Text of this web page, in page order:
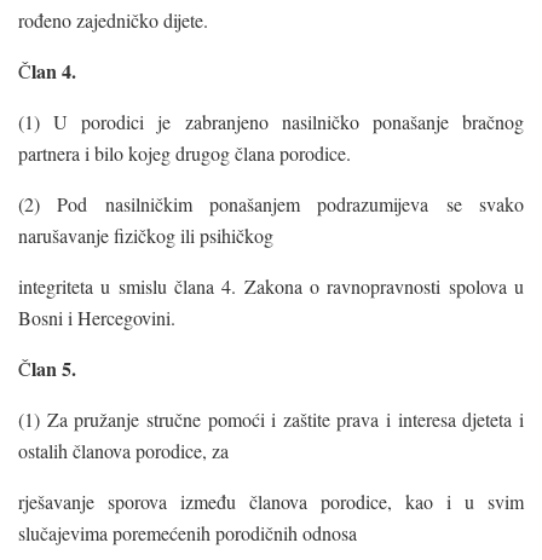
rođeno zajedničko dijete.
Član 4.
(1) U porodici je zabranjeno nasilničko ponašanje bračnog
partnera i bilo kojeg drugog člana porodice.
(2) Pod nasilničkim ponašanjem podrazumijeva se svako
narušavanje fizičkog ili psihičkog
integriteta u smislu člana 4. Zakona o ravnopravnosti spolova u
Bosni i Hercegovini.
Član 5.
(1) Za pružanje stručne pomoći i zaštite prava i interesa djeteta i
ostalih članova porodice, za
rješavanje sporova između članova porodice, kao i u svim
slučajevima poremećenih porodičnih odnosa